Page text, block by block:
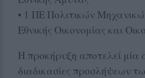
• 1 ΠΕ Πολιτικών
Εθνικής Οικονομίας και
Η προκήρυξη αποτελεί μία
διαδικασίες προσλήψεων